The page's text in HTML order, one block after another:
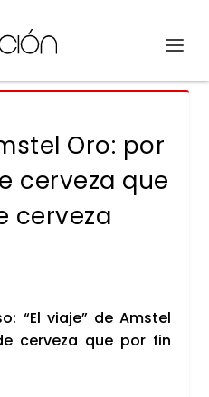
Oro: por
cerveza que
cerveza
“El via­je” de Ams­tel
cer­ve­za que por fin